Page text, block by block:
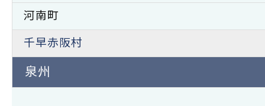
河南町
千早赤阪村
泉州